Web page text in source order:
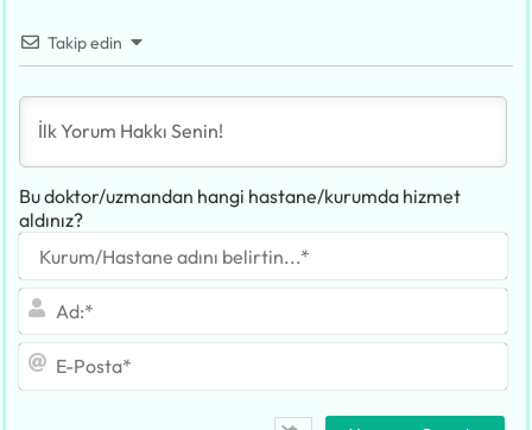
Takip edin
Bu doktor/uzmandan hangi hastane/kurumda hizmet
aldınız?